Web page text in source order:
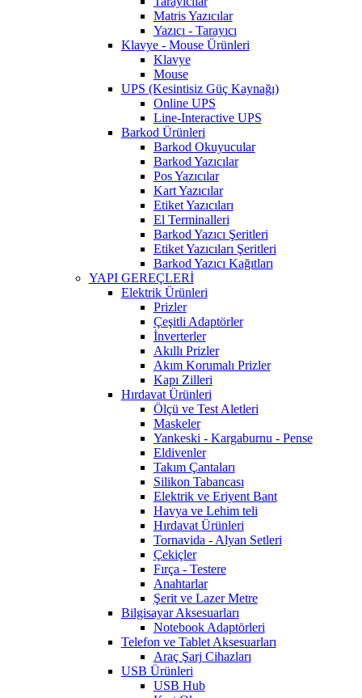
Matris Yazıcılar
Yazıcı - Tarayıcı
Klavye - Mouse Ürünleri
Klavye
Mouse
UPS (Kesintisiz Güç Kaynağı)
Online UPS
Line-Interactive UPS
Barkod Ürünleri
Barkod Okuyucular
Barkod Yazıcılar
Pos Yazıcılar
Kart Yazıcılar
Etiket Yazıcıları
El Terminalleri
Barkod Yazıcı Şeritleri
Etiket Yazıcıları Şeritleri
Barkod Yazıcı Kağıtları
YAPI GEREÇLERİ
Elektrik Ürünleri
Prizler
Çeşitli Adaptörler
İnverterler
Akıllı Prizler
Akım Korumalı Prizler
Kapı Zilleri
Hırdavat Ürünleri
Ölçü ve Test Aletleri
Maskeler
Yankeski - Kargaburnu - Pense
Eldivenler
Takım Çantaları
Silikon Tabancası
Elektrik ve Eriyent Bant
Havya ve Lehim teli
Hırdavat Ürünleri
Tornavida - Alyan Setleri
Çekiçler
Fırça - Testere
Anahtarlar
Şerit ve Lazer Metre
Bilgisayar Aksesuarları
Notebook Adaptörleri
Telefon ve Tablet Aksesuarları
Araç Şarj Cihazları
USB Ürünleri
USB Hub